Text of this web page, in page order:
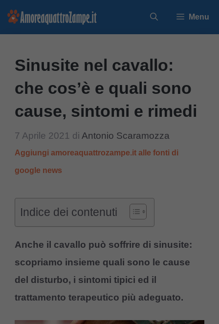
Vai
Menu
Sinusite nel cavallo:
che cos’è e quali sono
cause, sintomi e rimedi
7 Aprile 2021 di Antonio Scaramozza
Aggiungi amoreaquattrozampe.it alle fonti di
google news
Indice dei contenuti
Anche il cavallo può soffrire di sinusite:
scopriamo insieme quali sono le cause
del disturbo, i sintomi tipici ed il
trattamento terapeutico più adeguato.